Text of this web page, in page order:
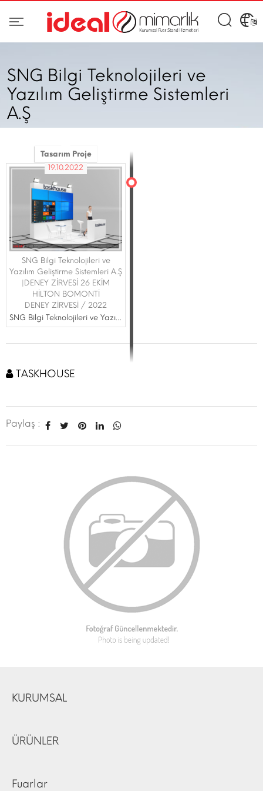
SNG Bilgi Teknolojileri ve
Yazılım Geliştirme Sistemleri
A.Ş
Tasarım Proje
19.10.2022
SNG Bilgi Teknolojileri ve
Yazılım Geliştirme Sistemleri A.Ş
|DENEY ZİRVESİ 26 EKİM
HİLTON BOMONTİ
DENEY ZİRVESİ / 2022
SNG Bilgi Teknolojileri ve Yazılım Geliştirme Sistemleri A.Ş
TASKHOUSE
Paylaş :
KURUMSAL
ÜRÜNLER
Fuarlar